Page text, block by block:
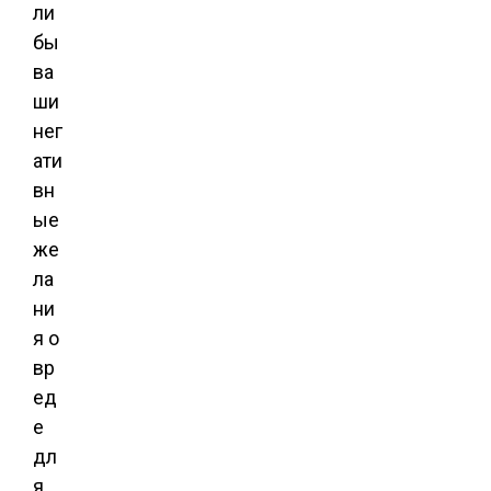
ли
бы
ва
ши
нег
ати
вн
ые
же
ла
ни
я о
вр
ед
е
дл
я